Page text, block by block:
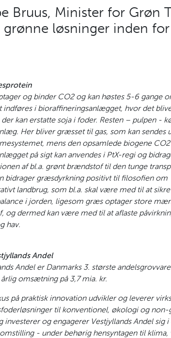
Bruus, Minister for Grøn
løsninger inden for
og binder CO2 og kan høstes 5-6 gange
indføres i bioraffineringsanlægget, hvor det
kan erstatte soja i foder. Resten – pulpen -
Her bliver græsset til gas, som kan sendes
mens den opsamlede biogene
på sigt kan anvendes i PtX-regi og
af bl.a. grønt brændstof til den tunge
bidrager græsdyrkning positivt til filosofien om
landbrug, som bl.a. skal være med til at
i jorden, ligesom græs optager store
og dermed kan være med til at aflaste
hav.
Andel
Andel er Danmarks 3. største
omsætning på 3,7 mia. kr.
på praktisk innovation udvikler og leverer
til konventionel, økologi og non-
investerer og engagerer Vestjyllands Andel sig i
- under behørig hensyntagen til klima,